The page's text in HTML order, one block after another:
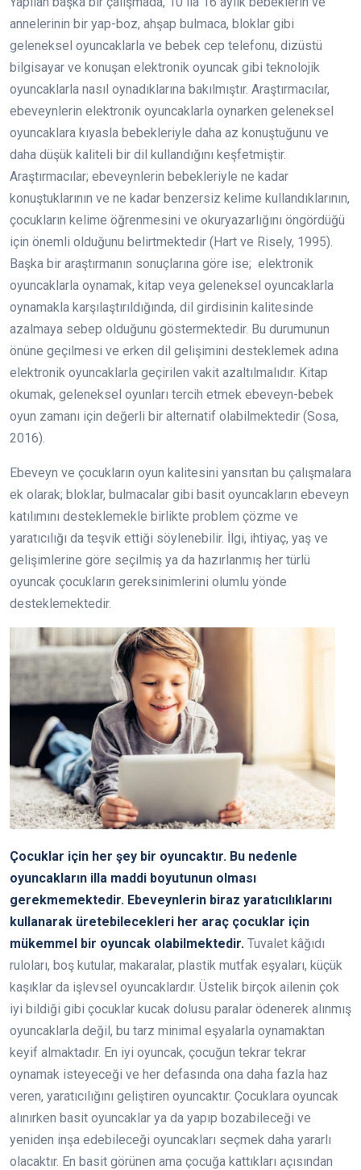
annelerinin bir yap-boz, ahşap bulmaca, bloklar gibi
geleneksel oyuncaklarla ve bebek cep telefonu, dizüstü
bilgisayar ve konuşan elektronik oyuncak gibi teknolojik
oyuncaklarla nasıl oynadıklarına bakılmıştır. Araştırmacılar,
ebeveynlerin elektronik oyuncaklarla oynarken geleneksel
oyuncaklara kıyasla bebekleriyle daha az konuştuğunu ve
daha düşük kaliteli bir dil kullandığını keşfetmiştir.
Araştırmacılar; ebeveynlerin bebekleriyle ne kadar
konuştuklarının ve ne kadar benzersiz kelime kullandıklarının,
çocukların kelime öğrenmesini ve okuryazarlığını öngördüğü
için önemli olduğunu belirtmektedir (Hart ve Risely, 1995).
Başka bir araştırmanın sonuçlarına göre ise; elektronik
oyuncaklarla oynamak, kitap veya geleneksel oyuncaklarla
oynamakla karşılaştırıldığında, dil girdisinin kalitesinde
azalmaya sebep olduğunu göstermektedir. Bu durumunun
önüne geçilmesi ve erken dil gelişimini desteklemek adına
elektronik oyuncaklarla geçirilen vakit azaltılmalıdır. Kitap
okumak, geleneksel oyunları tercih etmek ebeveyn-bebek
oyun zamanı için değerli bir alternatif olabilmektedir (Sosa,
2016).
Ebeveyn ve çocukların oyun kalitesini yansıtan bu çalışmalara
ek olarak; bloklar, bulmacalar gibi basit oyuncakların ebeveyn
katılımını desteklemekle birlikte problem çözme ve
yaratıcılığı da teşvik ettiği söylenebilir. İlgi, ihtiyaç, yaş ve
gelişimlerine göre seçilmiş ya da hazırlanmış her türlü
oyuncak çocukların gereksinimlerini olumlu yönde
desteklemektedir.
Çocuklar için her şey bir oyuncaktır. Bu nedenle
oyuncakların illa maddi boyutunun olması
gerekmemektedir. Ebeveynlerin biraz yaratıcılıklarını
kullanarak üretebilecekleri her araç çocuklar için
mükemmel bir oyuncak olabilmektedir. Tuvalet kâğıdı
ruloları, boş kutular, makaralar, plastik mutfak eşyaları, küçük
kaşıklar da işlevsel oyuncaklardır. Üstelik birçok ailenin çok
iyi bildiği gibi çocuklar kucak dolusu paralar ödenerek alınmış
oyuncaklarla değil, bu tarz minimal eşyalarla oynamaktan
keyif almaktadır. En iyi oyuncak, çocuğun tekrar tekrar
oynamak isteyeceği ve her defasında ona daha fazla haz
veren, yaratıcılığını geliştiren oyuncaktır. Çocuklara oyuncak
alınırken basit oyuncaklar ya da yapıp bozabileceği ve
yeniden inşa edebileceği oyuncakları seçmek daha yararlı
olacaktır. En basit görünen ama çocuğa kattıkları açısından